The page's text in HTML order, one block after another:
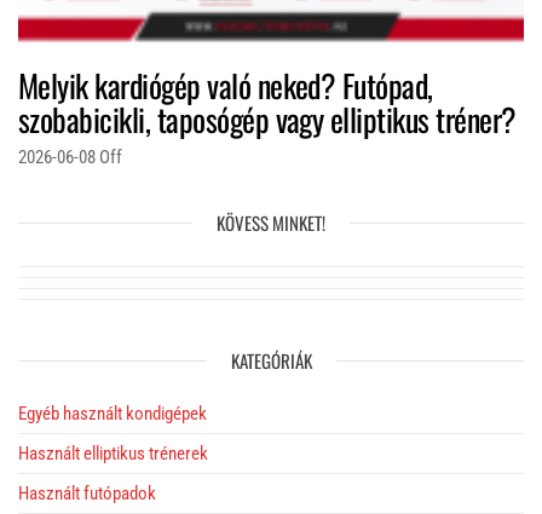
Melyik kardiógép való neked? Futópad,
szobabicikli, taposógép vagy elliptikus tréner?
2026-06-08 Off
KÖVESS MINKET!
KATEGÓRIÁK
Egyéb használt kondigépek
Használt elliptikus trénerek
Használt futópadok